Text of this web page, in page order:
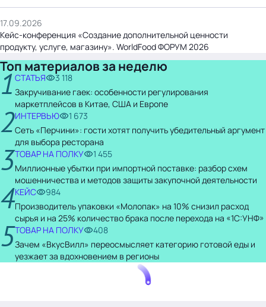
17.09.2026
Кейс-конференция «Создание дополнительной ценности
продукту, услуге, магазину». WorldFood ФОРУМ 2026
Топ материалов за неделю
1 СТАТЬЯ
3 118
Закручивание гаек: особенности регулирования
маркетплейсов в Китае, США и Европе
2ИНТЕРВЬЮ
1 673
Сеть «Перчини»: гости хотят получить убедительный аргумент
для выбора ресторана
3ТОВАР НА ПОЛКУ
1 455
Миллионные убытки при импортной поставке: разбор схем
мошенничества и методов защиты закупочной деятельности
4КЕЙС
984
Производитель упаковки «Молопак» на 10% снизил расход
сырья и на 25% количество брака после перехода на «1С:УНФ»
5ТОВАР НА ПОЛКУ
408
Зачем «ВкусВилл» переосмысляет категорию готовой еды и
уезжает за вдохновением в регионы